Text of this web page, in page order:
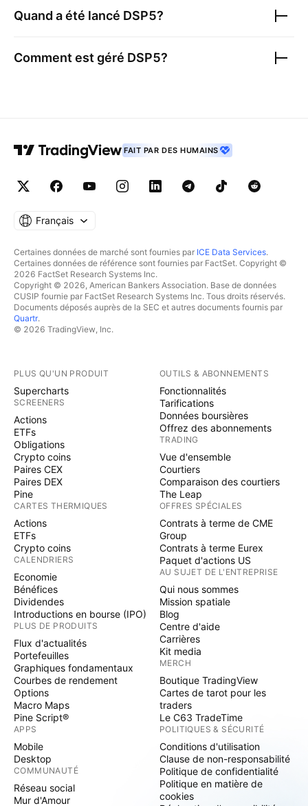
Quand a été lancé DSP5?
Comment est géré DSP5?
FAIT PAR DES HUMAINS
Français
Certaines données de marché sont fournies par ICE Data Services.
Certaines données de référence sont fournies par FactSet. Copyright ©
2026 FactSet Research Systems Inc.
Copyright © 2026, American Bankers Association. Base de données
CUSIP fournie par FactSet Research Systems Inc. Tous droits réservés.
Documents déposés auprès de la SEC et autres documents fournis par
Quartr.
© 2026 TradingView, Inc.
PLUS QU'UN PRODUIT
Supercharts
SCREENERS
Actions
ETFs
Obligations
Crypto coins
Paires CEX
Paires DEX
Pine
CARTES THERMIQUES
Actions
ETFs
Crypto coins
CALENDRIERS
Economie
Bénéfices
Dividendes
Introductions en bourse (IPO)
PLUS DE PRODUITS
Flux d'actualités
Portefeuilles
Graphiques fondamentaux
Courbes de rendement
Options
Macro Maps
Pine Script®
APPS
Mobile
Desktop
COMMUNAUTÉ
Réseau social
Mur d'Amour
OUTILS & ABONNEMENTS
Fonctionnalités
Tarifications
Données boursières
Offrez des abonnements
TRADING
Vue d'ensemble
Courtiers
Comparaison des courtiers
The Leap
OFFRES SPÉCIALES
Contrats à terme de CME
Group
Contrats à terme Eurex
Paquet d'actions US
AU SUJET DE L'ENTREPRISE
Qui nous sommes
Mission spatiale
Blog
Centre d'aide
Carrières
Kit media
MERCH
Boutique TradingView
Cartes de tarot pour les
traders
Le C63 TradeTime
POLITIQUES & SÉCURITÉ
Conditions d'utilisation
Clause de non-responsabilité
Politique de confidentialité
Politique en matière de
cookies